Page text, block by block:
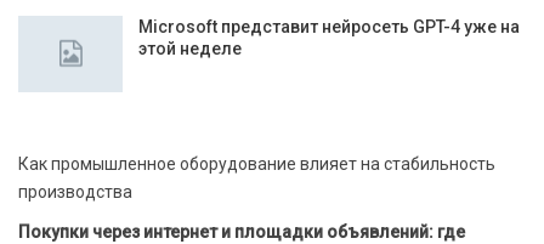
Microsoft представит нейросеть GPT-4 уже на
этой неделе
Как промышленное оборудование влияет на стабильность
производства
Покупки через интернет и площадки объявлений: где